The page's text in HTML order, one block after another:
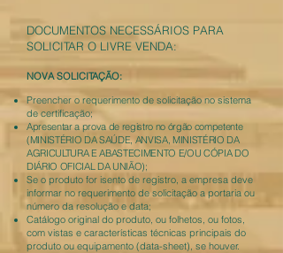
DOCUMENTOS NECESSÁRIOS PARA
SOLICITAR O LIVRE VENDA:
NOVA SOLICITAÇÃO:
Preencher o requerimento de solicitação no sistema
de certificação;
Apresentar a prova de registro no órgão competente
(MINISTÉRIO DA SAÚDE, ANVISA, MINISTÉRIO DA
AGRICULTURA E ABASTECIMENTO E/OU CÓPIA DO
DIÁRIO OFICIAL DA UNIÃO);
Se o produto for isento de registro, a empresa deve
informar no requerimento de solicitação a portaria ou
número da resolução e data;
Catálogo original do produto, ou folhetos, ou fotos,
com vistas e características técnicas principais do
produto ou equipamento (data-sheet), se houver.